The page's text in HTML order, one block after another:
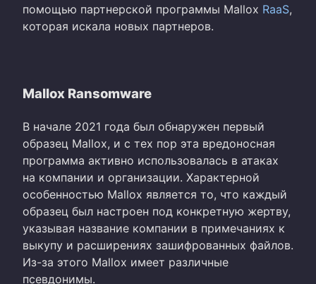
помощью партнерской программы Mallox RaaS,
которая искала новых партнеров.
Mallox Ransomware
В начале 2021 года был обнаружен первый
образец Mallox, и с тех пор эта вредоносная
программа активно использовалась в атаках
на компании и организации. Характерной
особенностью Mallox является то, что каждый
образец был настроен под конкретную жертву,
указывая название компании в примечаниях к
выкупу и расширениях зашифрованных файлов.
Из-за этого Mallox имеет различные
псевдонимы.